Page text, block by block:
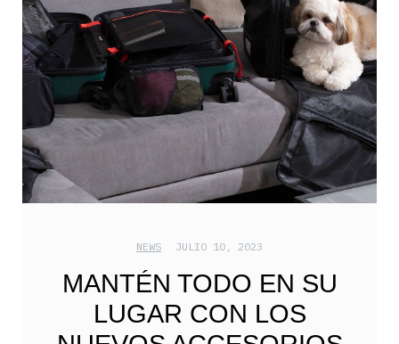
NEWS JULIO 10, 2023
MANTÉN TODO EN SU
LUGAR CON LOS